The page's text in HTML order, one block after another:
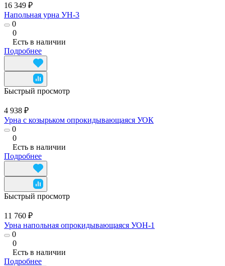
16 349 ₽
Напольная урна УН-3
0
0
Есть в наличии
Подробнее
Быстрый просмотр
4 938 ₽
Урна с козырьком опрокидывающаяся УОК
0
0
Есть в наличии
Подробнее
Быстрый просмотр
11 760 ₽
Урна напольная опрокидывающаяся УОН-1
0
0
Есть в наличии
Подробнее